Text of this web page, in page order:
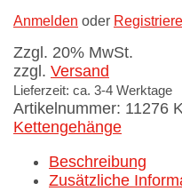
Anmelden oder
Zzgl. 20% MwSt.
zzgl. Versand
Lieferzeit: ca. 3-4 Werktage
Artikelnummer: 11276
Kettengehänge
Beschreibung
Zusätzliche